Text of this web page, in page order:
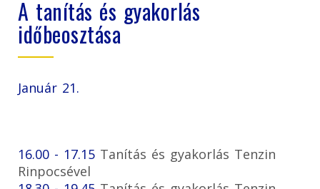
A tanítás és gyakorlás
időbeosztása
Január 21.
16.00 - 17.15 Tanítás és gyakorlás Tenzin
Rinpocsével